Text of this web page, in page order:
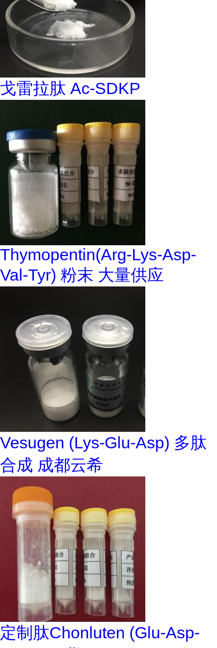
戈雷拉肽 Ac-SDKP
Thymopentin(Arg-Lys-Asp-
Val-Tyr) 粉末 大量供应
Vesugen (Lys-Glu-Asp) 多肽
合成 成都云希
定制肽Chonluten (Glu-Asp-